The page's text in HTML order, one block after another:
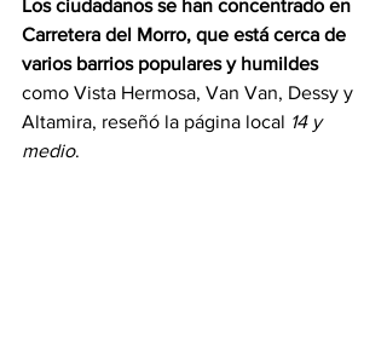
Los ciudadanos se han concentrado en
Carretera del Morro, que está cerca de
varios barrios populares y humildes
como Vista Hermosa, Van Van, Dessy y
Altamira, reseñó la página local 14 y
medio.